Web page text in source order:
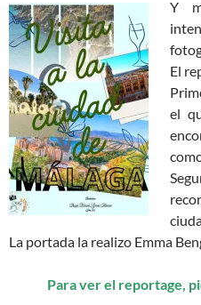
Y
El
el
La portada la realizo Emma
Para ver el reportage,